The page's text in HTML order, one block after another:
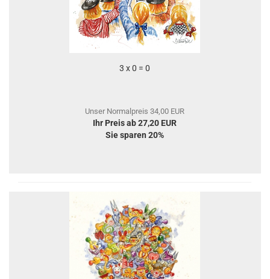
3 x 0 = 0
Unser Normalpreis 34,00 EUR
Ihr Preis ab 27,20 EUR
Sie sparen 20%